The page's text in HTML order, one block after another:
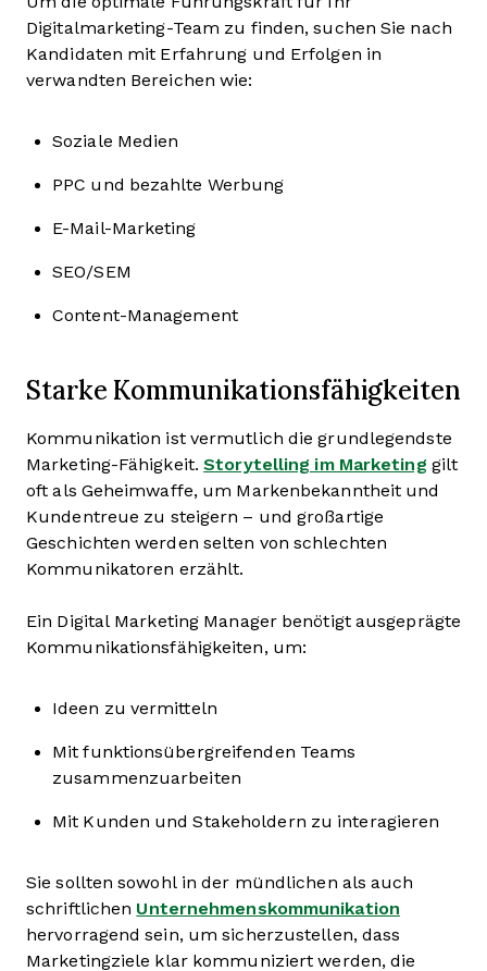
Digitalmarketing-Team zu finden, suchen Sie nach
Kandidaten mit Erfahrung und Erfolgen in
verwandten Bereichen wie:
Soziale Medien
PPC und bezahlte Werbung
E-Mail-Marketing
SEO/SEM
Content-Management
Starke Kommunikationsfähigkeiten
Kommunikation ist vermutlich die grundlegendste
Marketing-Fähigkeit.Storytelling im Marketing gilt
oft als Geheimwaffe, um Markenbekanntheit und
Kundentreue zu steigern – und großartige
Geschichten werden selten von schlechten
Kommunikatoren erzählt.
Ein Digital Marketing Manager benötigt ausgeprägte
Kommunikationsfähigkeiten, um:
Ideen zu vermitteln
Mit funktionsübergreifenden Teams
zusammenzuarbeiten
Mit Kunden und Stakeholdern zu interagieren
Sie sollten sowohl in der mündlichen als auch
schriftlichen Unternehmenskommunikation
hervorragend sein, um sicherzustellen, dass
Marketingziele klar kommuniziert werden, die